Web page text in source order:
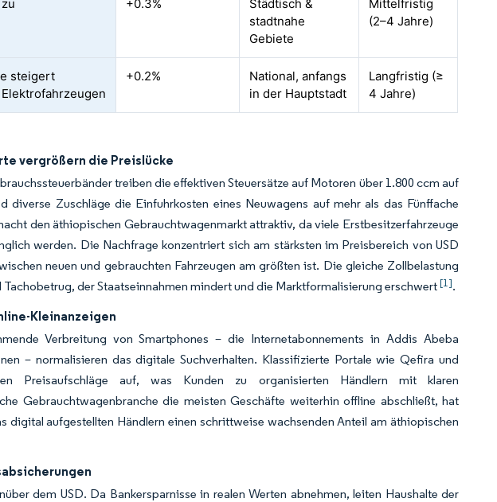
+0.3%
Städtisch &
stadtnahe
Gebiete
Mittelfristig
(2–4 Jahre)
steigert
+0.2%
National, anfangs
in der Hauptstadt
Langfristig (≥
4 Jahre)
vergrößern die Preislücke
treiben die effektiven Steuersätze auf Motoren über 1.800 ccm auf
diverse Zuschläge die Einfuhrkosten eines Neuwagens auf mehr als das Fünffache
den äthiopischen Gebrauchtwagenmarkt attraktiv, da viele Erstbesitzerfahrzeuge
werden. Die Nachfrage konzentriert sich am stärksten im Preisbereich von USD
neuen und gebrauchten Fahrzeugen am größten ist. Die gleiche Zollbelastung
der Staatseinnahmen mindert und die Marktformalisierung erschwert[1].
Kleinanzeigen
Verbreitung von Smartphones – die Internetabonnements in Addis Abeba
– normalisieren das digitale Suchverhalten. Klassifizierte Portale wie Qefira und
Preisaufschläge auf, was Kunden zu organisierten Händlern mit klaren
Gebrauchtwagenbranche die meisten Geschäfte weiterhin offline abschließt, hat
digital aufgestellten Händlern einen schrittweise wachsenden Anteil am äthiopischen
dem USD. Da Bankersparnisse in realen Werten abnehmen, leiten Haushalte der